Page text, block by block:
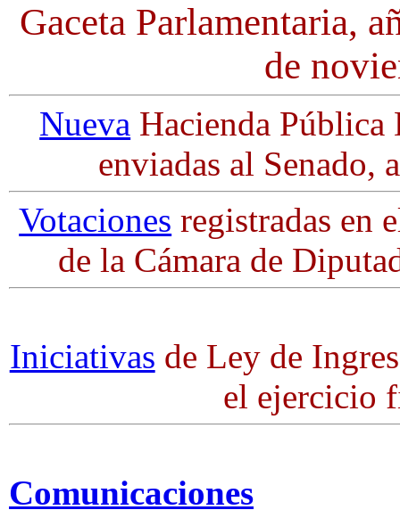
Gaceta Parlamentaria,
de
Nueva Hacienda
enviadas al Senado,
Votaciones registradas en
de la Cámara de
Iniciativas de Ley de
el ejercicio
Comunicaciones